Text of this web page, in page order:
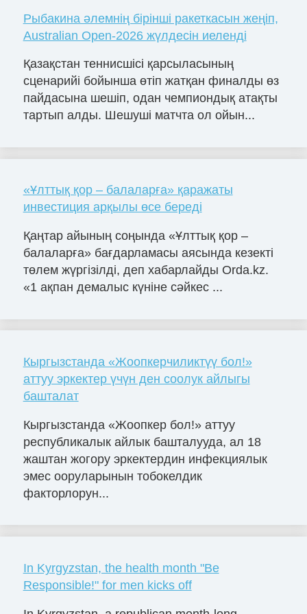
Рыбакина әлемнің бірінші ракеткасын жеңіп,
Australian Open-2026 жүлдесін иеленді
Қазақстан теннисшісі қарсыласының
сценарийі бойынша өтіп жатқан финалды өз
пайдасына шешіп, одан чемпиондық атақты
тартып алды. Шешуші матчта ол ойын...
«Ұлттық қор – балаларға» қаражаты
инвестиция арқылы өсе береді
Қаңтар айының соңында «Ұлттық қор –
балаларға» бағдарламасы аясында кезекті
төлем жүргізілді, деп хабарлайды Orda.kz.
«1 ақпан демалыс күніне сәйкес ...
Кыргызстанда «Жоопкерчиликтүү бол!»
аттуу эркектер үчүн ден соолук айлыгы
башталат
Кыргызстанда «Жоопкер бол!» аттуу
республикалык айлык башталууда, ал 18
жаштан жогору эркектердин инфекциялык
эмес ооруларынын тобокелдик
факторлорун...
In Kyrgyzstan, the health month "Be
Responsible!" for men kicks off